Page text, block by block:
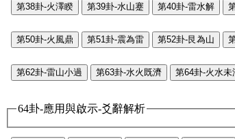
第38卦-火澤睽 第39卦-水山蹇 第40卦-雷水解
第50卦-火風鼎 第51卦-震為雷 第52卦-艮為山
第62卦-雷山小過 第63卦-水火既濟 第64卦-火水未
64卦-應用與啟示-爻辭解析